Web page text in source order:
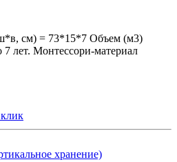
см) = 73*15*7 Объем (м3)
лет. Монтессори-материал
хранение)